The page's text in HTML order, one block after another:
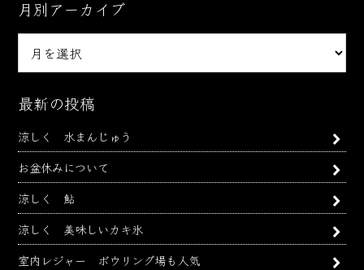
月別アーカイブ
ー
イ
ブ
最新の投稿
涼しく 水まんじゅう
お盆休みについて
涼しく 鮎
涼しく 美味しいカキ氷
室内レジャー ボウリング場も人気